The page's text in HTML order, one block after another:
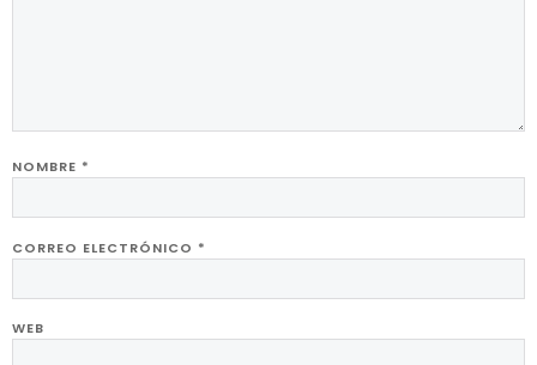
NOMBRE *
CORREO ELECTRÓNICO *
WEB